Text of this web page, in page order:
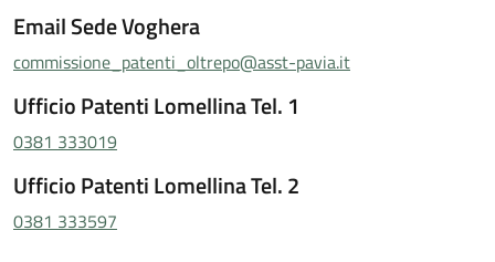
Email Sede Voghera
commissione_patenti_oltrepo@asst-pavia.it
Ufficio Patenti Lomellina Tel. 1
0381 333019
Ufficio Patenti Lomellina Tel. 2
0381 333597